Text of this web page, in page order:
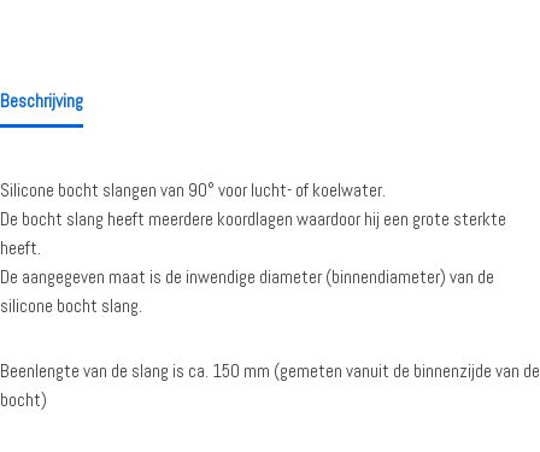
Beschrijving
Silicone bocht slangen van 90° voor lucht- of koelwater.
De bocht slang heeft meerdere koordlagen waardoor hij een grote sterkte
heeft.
De aangegeven maat is de inwendige diameter (binnendiameter) van de
silicone bocht slang.
Beenlengte van de slang is ca. 150 mm (gemeten vanuit de binnenzijde van de
bocht)